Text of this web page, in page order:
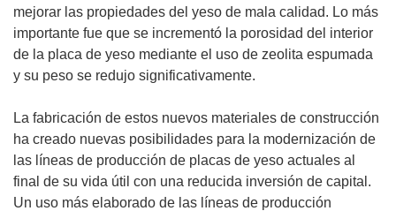
mejorar las propiedades del yeso de mala calidad. Lo más
importante fue que se incrementó la porosidad del interior
de la placa de yeso mediante el uso de zeolita espumada
y su peso se redujo significativamente.
La fabricación de estos nuevos materiales de construcción
ha creado nuevas posibilidades para la modernización de
las líneas de producción de placas de yeso actuales al
final de su vida útil con una reducida inversión de capital.
Un uso más elaborado de las líneas de producción